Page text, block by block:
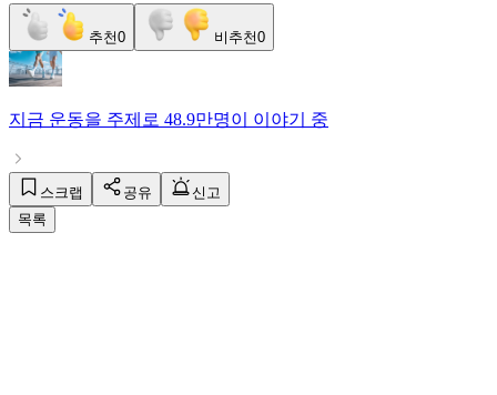
추천0 비추천0
지금 운동을 주제로 48.9만명이 이야기 중
스크랩 공유
신고
목록